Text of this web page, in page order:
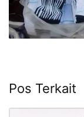
Pos Terkait